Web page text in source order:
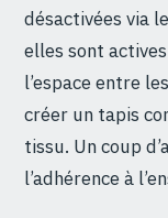
désactivées via
elles sont
l’espace entre
créer un tapis
tissu. Un coup
l’adhérence à